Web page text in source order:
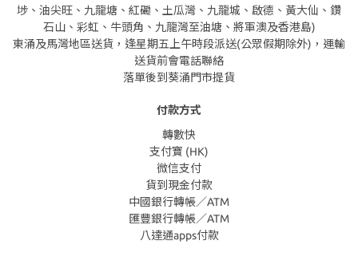
埗、油尖旺、九龍塘、紅磡、土瓜灣、九龍城、啟德、黃大仙、鑽
石山、彩虹、牛頭角、九龍灣至油塘、將軍澳及香港島)
東涌及馬灣地區送貨，逢星期五上午時段派送(公眾假期除外)，運輸
送貨前會電話聯絡
落單後到葵涌門市提貨
付款方式
轉數快
支付寶 (HK)
微信支付
貨到現金付款
中國銀行轉帳／ATM
匯豐銀行轉帳／ATM
八達通apps付款